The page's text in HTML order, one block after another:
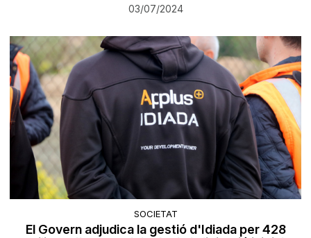
03/07/2024
SOCIETAT
El Govern adjudica la gestió d'Idiada per 428